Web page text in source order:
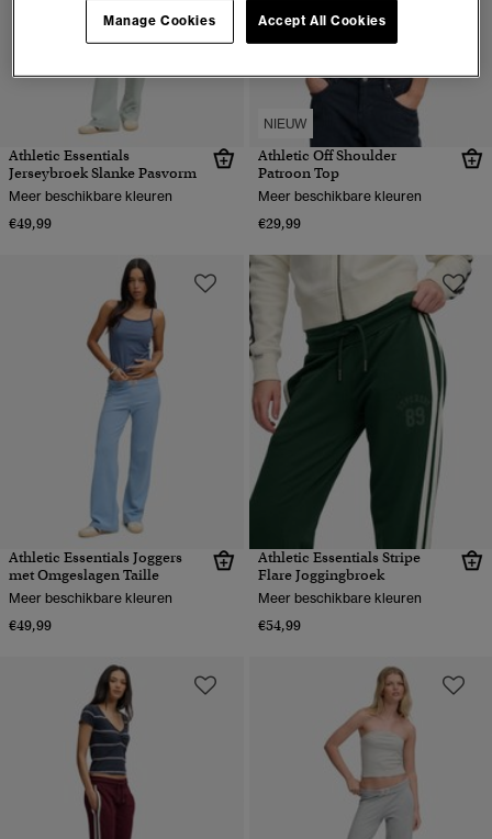
Athletic Essentials
Jerseybroek Slanke Pasvorm
Meer beschikbare kleuren
€49,99
NIEUW
Athletic Off Shoulder
Patroon Top
Meer beschikbare kleuren
€29,99
Athletic Essentials Joggers
met Omgeslagen Taille
Meer beschikbare kleuren
€49,99
Athletic Essentials Stripe
Flare Joggingbroek
Meer beschikbare kleuren
€54,99
Accept All Cookies
Manage Cookies